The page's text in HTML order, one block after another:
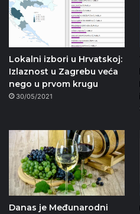
Lokalni izbori u Hrvatskoj:
Izlaznost u Zagrebu veća
nego u prvom krugu
30/05/2021
Danas je Međunarodni